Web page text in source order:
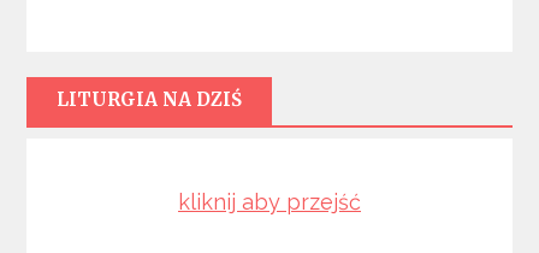
LITURGIA NA DZIŚ
kliknij aby przejść